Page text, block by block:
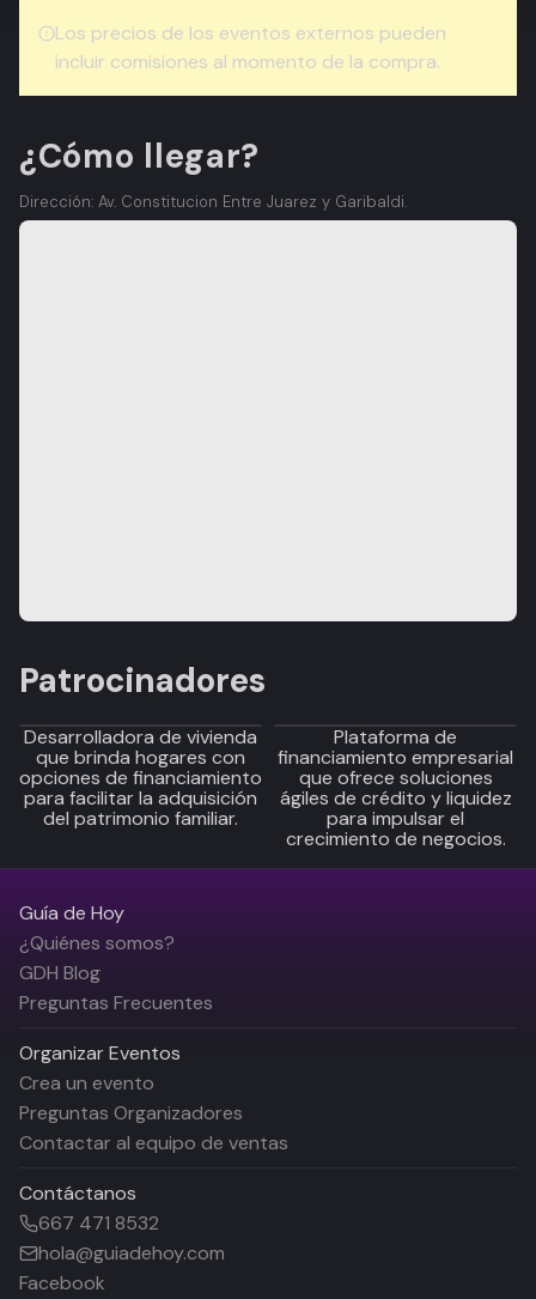
Los precios de los eventos externos pueden
incluir comisiones al momento de la compra.
¿Cómo llegar?
Dirección: Av. Constitucion Entre Juarez y Garibaldi.
Patrocinadores
Desarrolladora de vivienda
que brinda hogares con
opciones de financiamiento
para facilitar la adquisición
del patrimonio familiar.
Plataforma de
financiamiento empresarial
que ofrece soluciones
ágiles de crédito y liquidez
para impulsar el
crecimiento de negocios.
Guía de Hoy
¿Quiénes somos?
GDH Blog
Preguntas Frecuentes
Organizar Eventos
Crea un evento
Preguntas Organizadores
Contactar al equipo de ventas
Contáctanos
667 471 8532
hola@guiadehoy.com
Facebook